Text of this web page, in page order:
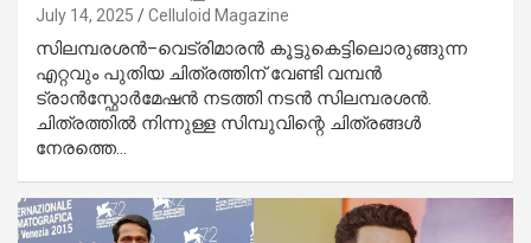
July 14, 2025 Celluloid Magazine
സിലമ്പരശൻ–വെട്രിമാരൻ കൂട്ടുകെട്ടിലൊരുങ്ങുന്ന
എറ്റവും പുതിയ ചിത്രത്തിന് വേണ്ടി വമ്പൻ
ട്രാൻസ്ഫോർമേഷൻ നടത്തി നടൻ സിലമ്പരശൻ.
ചിത്രത്തിൽ നിന്നുള്ള സിമ്പുവിന്റെ ചിത്രങ്ങൾ
നേരത്തെ…